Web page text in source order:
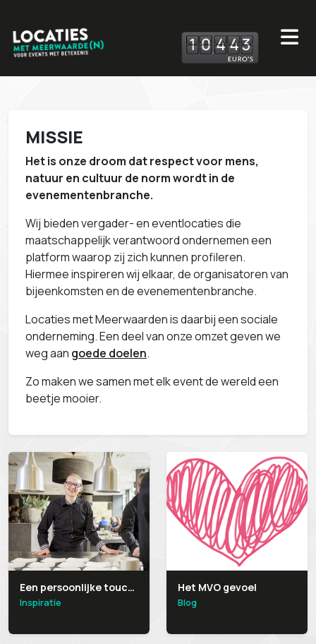
10 443
MISSIE
Het is onze droom dat respect voor mens,
natuur en cultuur de norm wordt in de
evenementenbranche.
Wij bieden vergader- en eventlocaties die
maatschappelijk verantwoord ondernemen een
platform waarop zij zich kunnen profileren.
Hiermee inspireren wij elkaar, de organisatoren van
bijeenkomsten en de evenementenbranche.
Locaties met Meerwaarden is daarbij een sociale
onderneming. Een deel van onze omzet geven we
weg aan goede doelen.
Zo maken we samen met elk event de wereld een
beetje mooier.
Een persoonlijke touch op je event? Boek een van deze MENS locaties
Inspiratie
Het MVO gevoel
Blog